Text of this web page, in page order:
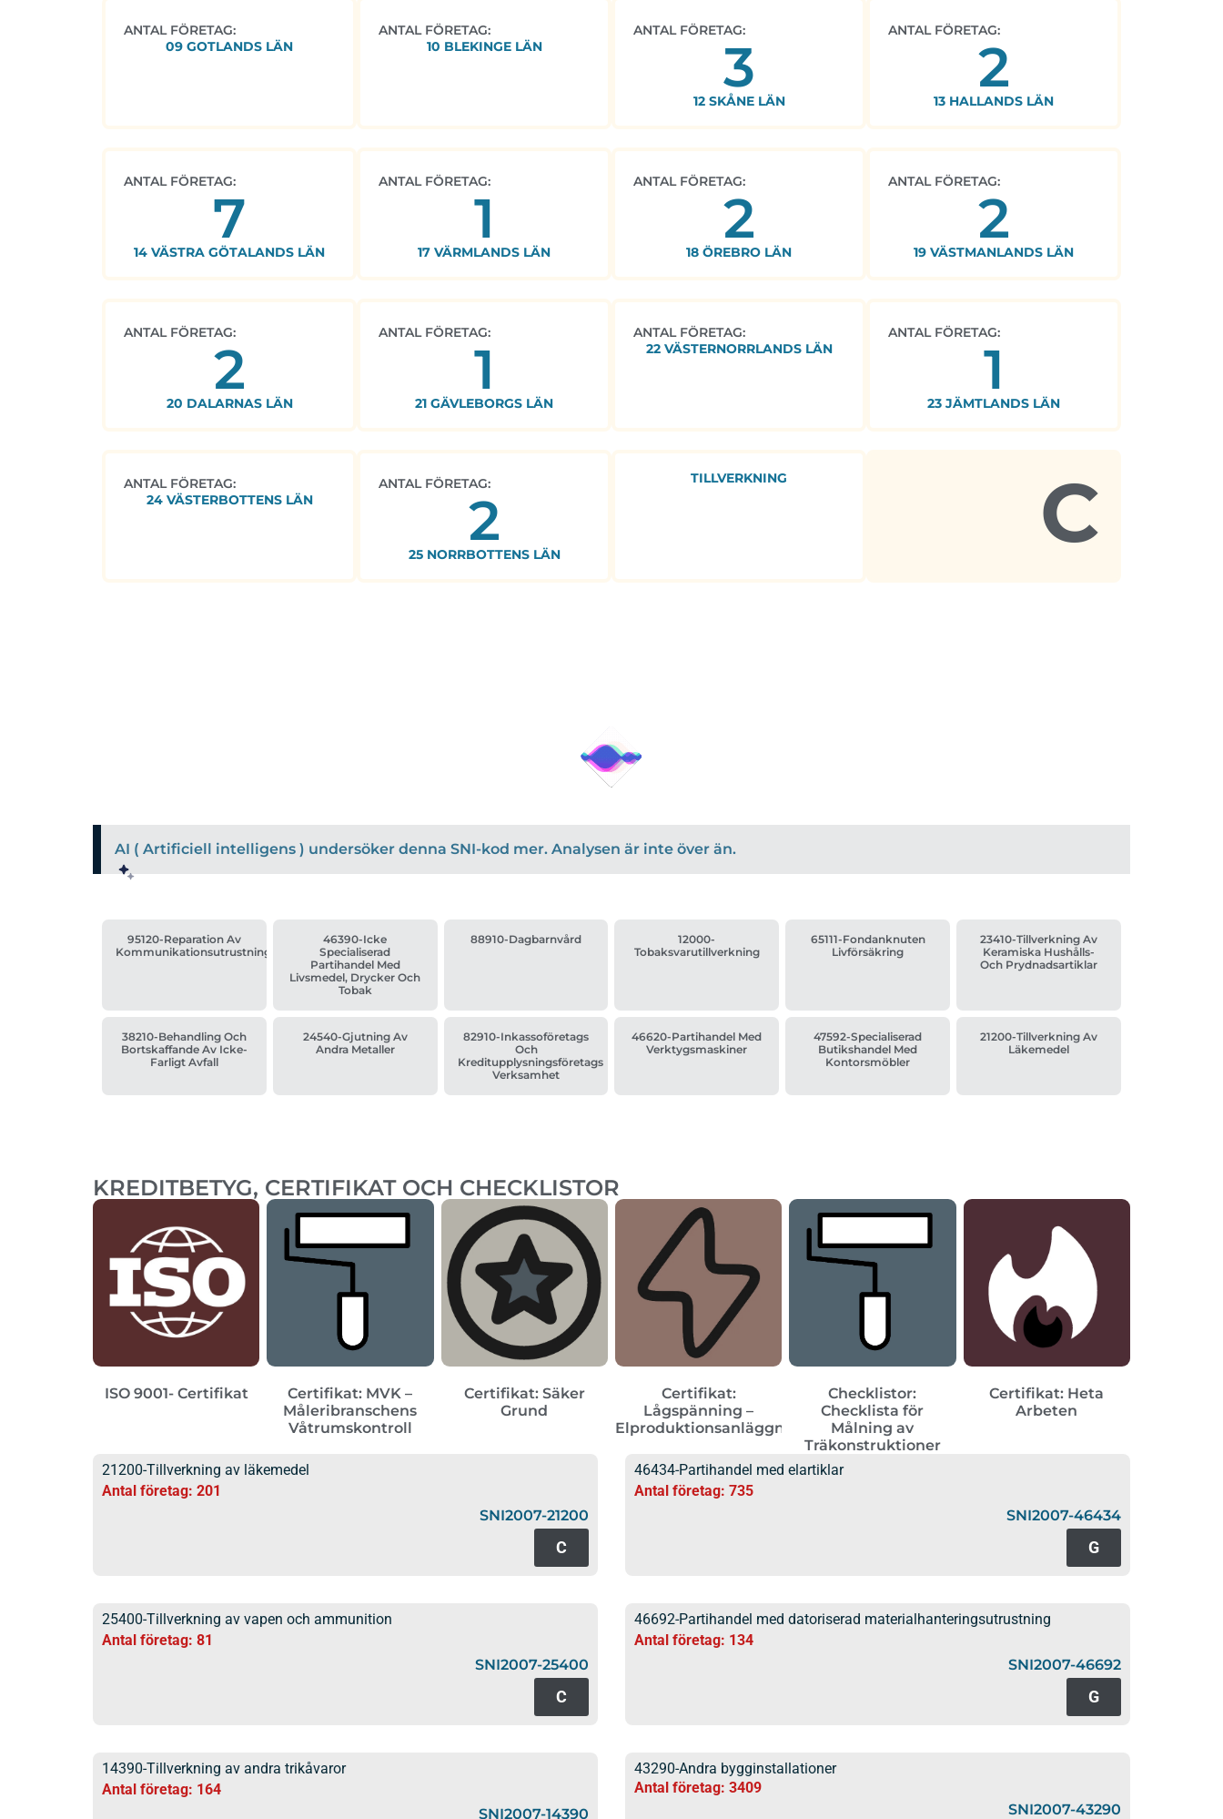
ANTAL FÖRETAG:
09 GOTLANDS LÄN
ANTAL FÖRETAG:
10 BLEKINGE LÄN
ANTAL FÖRETAG:
3
12 SKÅNE LÄN
ANTAL FÖRETAG:
2
13 HALLANDS LÄN
ANTAL FÖRETAG:
7
14 VÄSTRA GÖTALANDS LÄN
ANTAL FÖRETAG:
1
17 VÄRMLANDS LÄN
ANTAL FÖRETAG:
2
18 ÖREBRO LÄN
ANTAL FÖRETAG:
2
19 VÄSTMANLANDS LÄN
ANTAL FÖRETAG:
2
20 DALARNAS LÄN
ANTAL FÖRETAG:
1
21 GÄVLEBORGS LÄN
ANTAL FÖRETAG:
22 VÄSTERNORRLANDS LÄN
ANTAL FÖRETAG:
1
23 JÄMTLANDS LÄN
ANTAL FÖRETAG:
24 VÄSTERBOTTENS LÄN
ANTAL FÖRETAG:
2
25 NORRBOTTENS LÄN
TILLVERKNING C
AI ( Artificiell intelligens ) undersöker denna SNI-kod mer. Analysen är inte över än.
95120-Reparation Av
Kommunikationsutrustning
46390-Icke
Specialiserad
Partihandel Med
Livsmedel, Drycker Och
Tobak
88910-Dagbarnvård
12000-
Tobaksvarutillverkning
65111-Fondanknuten
Livförsäkring
23410-Tillverkning Av
Keramiska Hushålls-
Och Prydnadsartiklar
38210-Behandling Och
Bortskaffande Av Icke-
Farligt Avfall
24540-Gjutning Av
Andra Metaller
82910-Inkassoföretags
Och
Kreditupplysningsföretags
Verksamhet
46620-Partihandel Med
Verktygsmaskiner
47592-Specialiserad
Butikshandel Med
Kontorsmöbler
21200-Tillverkning Av
Läkemedel
KREDITBETYG, CERTIFIKAT OCH CHECKLISTOR
ISO 9001- Certifikat
Certifikat: MVK –
Måleribranschens
Våtrumskontroll
Certifikat: Säker
Grund
Certifikat:
Lågspänning –
Elproduktionsanläggningar
Checklistor:
Checklista för
Målning av
Träkonstruktioner
Certifikat: Heta
Arbeten
21200-Tillverkning av läkemedel
Antal företag: 201
SNI2007-21200
C
46434-Partihandel med elartiklar
Antal företag: 735
SNI2007-46434
G
25400-Tillverkning av vapen och ammunition
Antal företag: 81
SNI2007-25400
C
46692-Partihandel med datoriserad materialhanteringsutrustning
Antal företag: 134
SNI2007-46692
G
14390-Tillverkning av andra trikåvaror
Antal företag: 164
SNI2007-14390
43290-Andra bygginstallationer
Antal företag: 3409
SNI2007-43290